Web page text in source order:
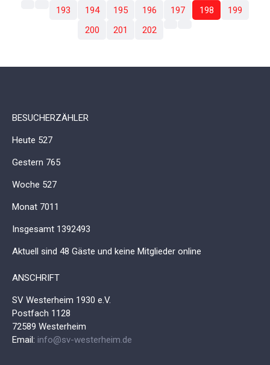
193 194 195 196 197 198
199
200
201 202
BESUCHERZÄHLER
Heute 527
Gestern 765
Woche 527
Monat 7011
Insgesamt 1392493
Aktuell sind 48 Gäste und keine Mitglieder online
ANSCHRIFT
SV Westerheim 1930 e.V.
Postfach 1128
72589 Westerheim
Email: info@sv-westerheim.de